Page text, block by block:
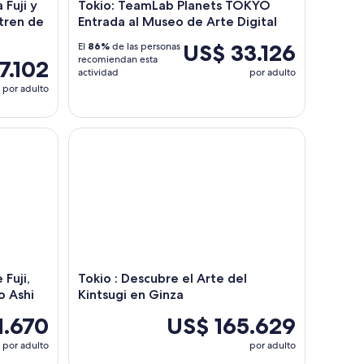
Fuji y
de
por adulto
Tokio: TeamLab Planets TOKYO
Entrada al Museo de Arte Digital
US$ 33.126
por adulto
El 86% de las personas
recomiendan esta
actividad
Fuji,
Ashi
por adulto
Kamakura, Gran Buda y Lago Ashi
Tokio : Descubre el Arte del
Kintsugi en Ginza
US$ 165.629
por adulto
Tokio : Descubre el Arte del Kintsugi en Ginza